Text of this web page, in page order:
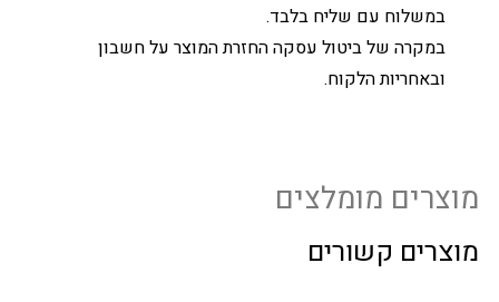
במשלוח עם שליח בלבד.
במקרה של ביטול עסקה החזרת המוצר על חשבון
ובאחריות הלקוח.
מוצרים מומלצים
מוצרים קשורים